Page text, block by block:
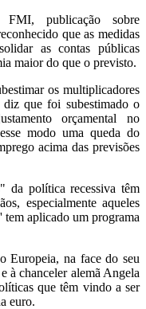
publicação sobre
que as medidas
as contas públicas
maior do que o previsto.
os multiplicadores
que foi subestimado o
orçamental no
modo uma queda do
acima das previsões
da política recessiva têm
especialmente aqueles
tem aplicado um programa
Europeia, na face do seu
à chanceler alemã Angela
que têm vindo a ser
euro.